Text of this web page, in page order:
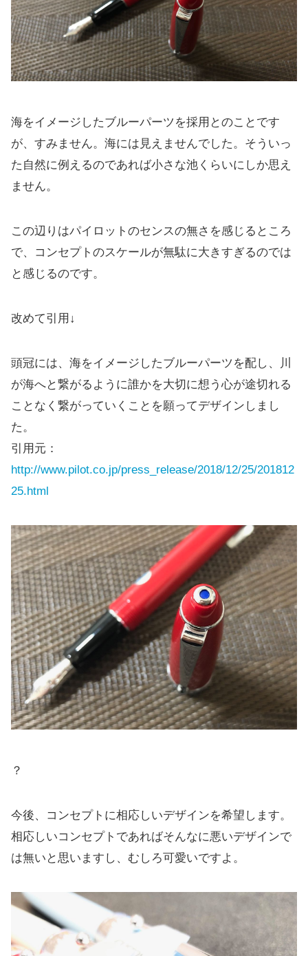
海をイメージしたブルーパーツを採用とのことです
が、すみません。海には見えませんでした。そういっ
た自然に例えるのであれば小さな池くらいにしか思え
ません。
この辺りはパイロットのセンスの無さを感じるところ
で、コンセプトのスケールが無駄に大きすぎるのでは
と感じるのです。
改めて引用↓
頭冠には、海をイメージしたブルーパーツを配し、川
が海へと繋がるように誰かを大切に想う心が途切れる
ことなく繋がっていくことを願ってデザインしまし
た。
引用元：
http://www.pilot.co.jp/press_release/2018/12/25/201812
25.html
？
今後、コンセプトに相応しいデザインを希望します。
相応しいコンセプトであればそんなに悪いデザインで
は無いと思いますし、むしろ可愛いですよ。